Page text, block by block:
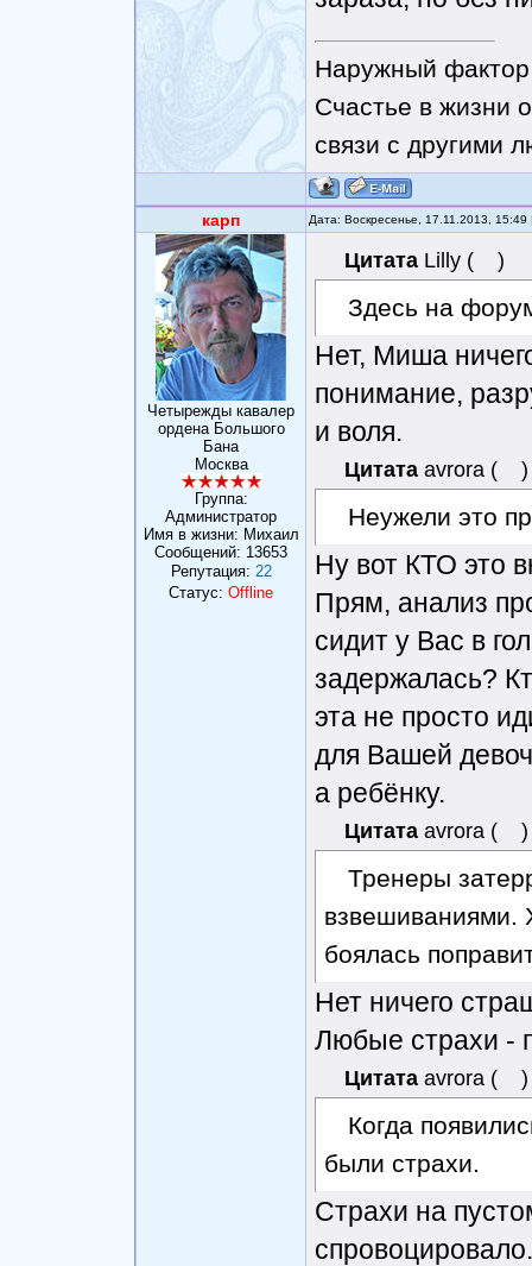
Наружный фактор
Счастье в жизни
связи с другими
карп Дата: Воскресенье, 17.11.2013,
Четырежды кавалер
ордена Большого
Бана
Москва
Группа:
Администратор
Имя в жизни: Михаил
Сообщений: 13653
Репутация: 22
Статус: Offline
Цитата Lilly ( )
Здесь на
Нет, Миша
понимание,
и воля.
Цитата avrora ( )
Неужели это
Ну вот КТО это
Прям, анализ
сидит у Вас в
задержалась?
эта не просто
для Вашей
а ребёнку.
Цитата avrora ( )
Тренеры
взвешиваниями.
боялась
Нет ничего
Любые страхи -
Цитата avrora ( )
Когда
были страхи.
Страхи на